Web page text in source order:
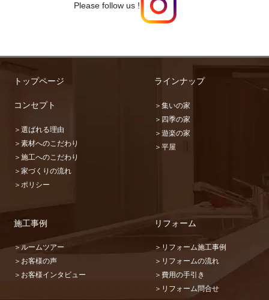
Please follow us !
トップページ
コンセプト
＞選ばれる理由
＞素材へのこだわり
＞施工へのこだわり
＞家づくりの流れ
＞ポリシー
ラインナップ
＞集いの家
＞四季の家
＞遊楽の家
＞平屋
施工事例
＞ルームツアー
＞お客様の声
＞お客様インタビュー
リフォーム
＞リフォーム施工事例
＞リフォームの流れ
＞費用の手引き
＞リフォーム問合せ